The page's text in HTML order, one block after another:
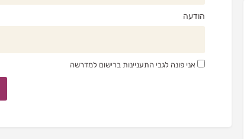
הודעה
אני פונה לגבי התעניינות ברישום למדרשה